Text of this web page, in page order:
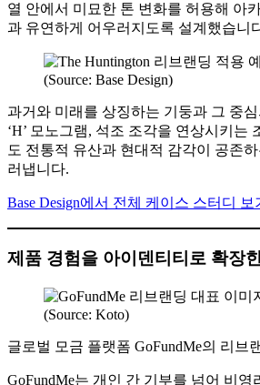
열 안에서 미묘한 톤 변화를 허용해 아
과 유연하게 어우러지도록 설계했습니
(Source: Base Design)
과거와 미래를 상징하는 기둥과 그 중
‘H’ 모노그램, 석조 조각을 연상시키는
도 전통적 유산과 현대적 감각이 공존
러냅니다.
Base Design에서 전체 케이스 스터디 보
제품 경험을 아이덴티티로 확장
(Source: Koto)
글로벌 모금 플랫폼 GoFundMe의 리브
GoFundMe는 개인 간 기부를 넘어 비영